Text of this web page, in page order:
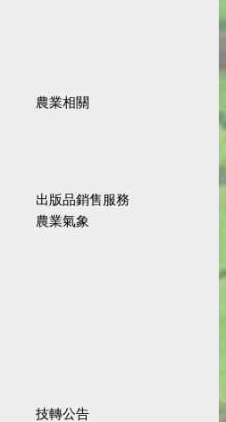
農業相關
出版品銷售服務
農業氣象
技轉公告